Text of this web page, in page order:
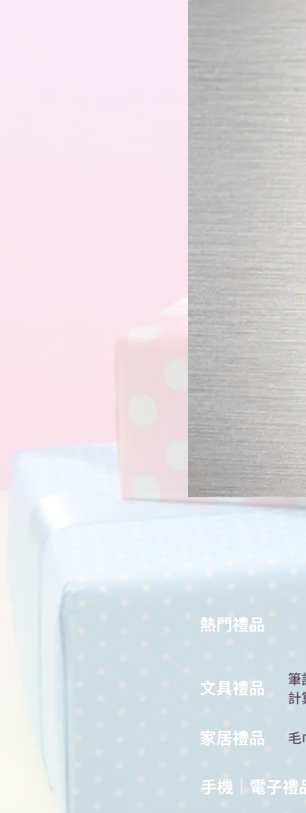
熱門禮品
​文具禮品 筆
計
​家居禮品 毛
手機｜電子禮